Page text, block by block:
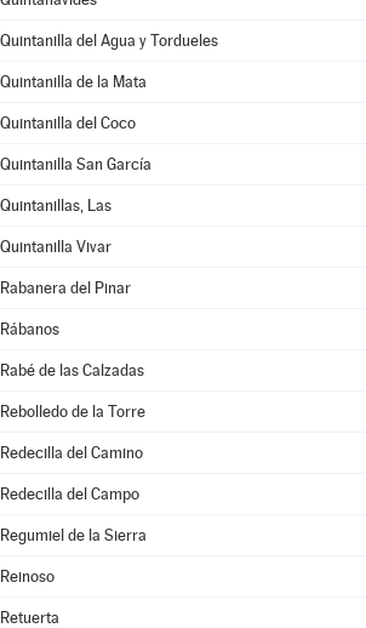
Quintanilla del Agua y Tordueles
Quintanilla de la Mata
Quintanilla del Coco
Quintanilla San García
Quintanillas, Las
Quintanilla Vivar
Rabanera del Pinar
Rábanos
Rabé de las Calzadas
Rebolledo de la Torre
Redecilla del Camino
Redecilla del Campo
Regumiel de la Sierra
Reinoso
Retuerta